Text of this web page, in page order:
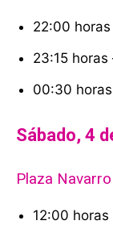
22:00 horas
23:15 horas
00:30
Sábado, 4
Plaza Navarro
12:00 horas